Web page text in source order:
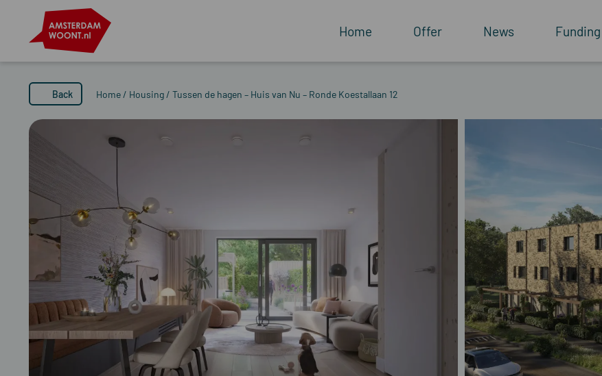
Home Offer News Funding
Back Home / Housing / Tussen de hagen – Huis van Nu – Ronde Koestallaan 12